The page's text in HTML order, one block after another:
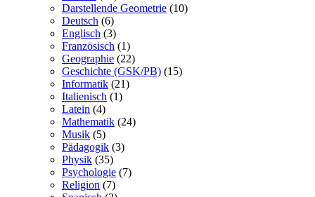
Darstellende Geometrie (10)
Deutsch (6)
Englisch (3)
Französisch (1)
Geographie (22)
Geschichte (GSK/PB) (15)
Informatik (21)
Italienisch (1)
Latein (4)
Mathematik (24)
Musik (5)
Pädagogik (3)
Physik (35)
Psychologie (7)
Religion (7)